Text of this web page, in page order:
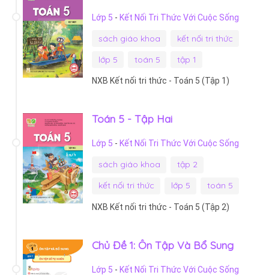
Lớp 5 - Kết Nối Tri Thức Với Cuộc Sống
sách giáo khoa
kết nối tri thức
lớp 5
toán 5 tập 1
NXB Kết nối tri thức - Toán 5 (Tập 1)
Toán 5 - Tập Hai
Lớp 5 - Kết Nối Tri Thức Với Cuộc Sống
sách giáo khoa
tập 2
kết nối tri thức
lớp 5 toán 5
NXB Kết nối tri thức - Toán 5 (Tập 2)
Chủ Đề 1: Ôn Tập Và Bổ Sung
Lớp 5 - Kết Nối Tri Thức Với Cuộc Sống